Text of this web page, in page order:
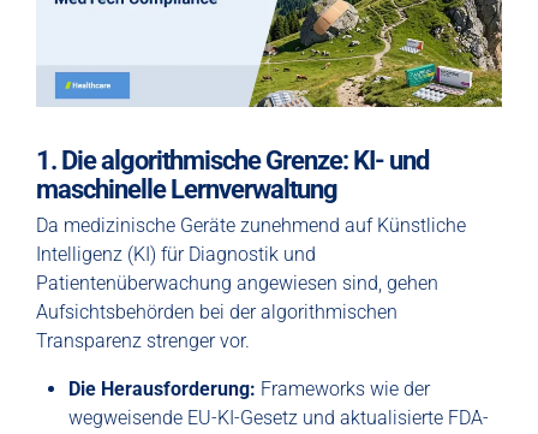
1. Die algorithmische Grenze: KI- und
maschinelle Lernverwaltung
Da medizinische Geräte zunehmend auf Künstliche
Intelligenz (KI) für Diagnostik und
Patientenüberwachung angewiesen sind, gehen
Aufsichtsbehörden bei der algorithmischen
Transparenz strenger vor.
Die Herausforderung: Frameworks wie der
wegweisende EU-KI-Gesetz und aktualisierte FDA-